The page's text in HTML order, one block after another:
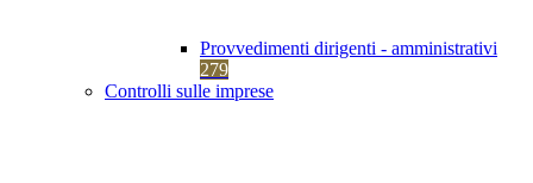
Provvedimenti dirigenti - amministrativi
279
Controlli sulle imprese